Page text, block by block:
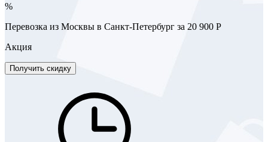
%
Перевозка из Москвы в Санкт-Петербург за 20 900 Р
Акция
Получить скидку